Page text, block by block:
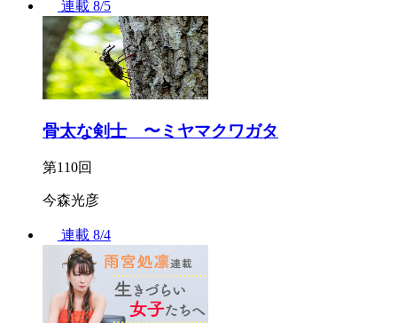
連載 8/5
骨太な剣士 〜ミヤマクワガタ
第110回
今森光彦
連載 8/4